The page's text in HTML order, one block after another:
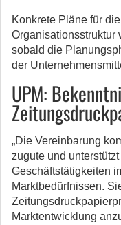
Konkrete Pläne für
Organisationsstruktur
sobald die
der
UPM:
„Die Vereinbarung
zugute und
Geschäftstätigkeiten
Marktbedürfnissen.
Marktentwicklung